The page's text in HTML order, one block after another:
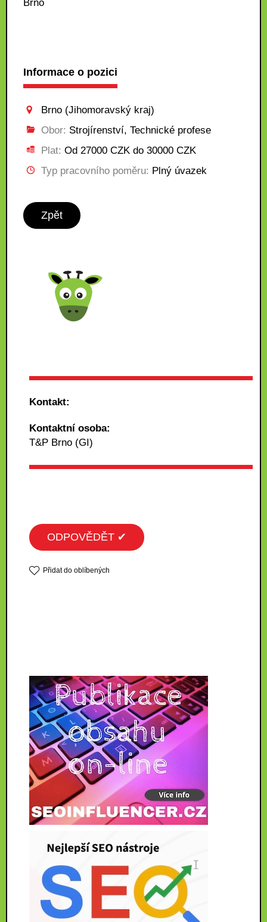
Brno
Informace o pozici
Brno (Jihomoravský kraj)
Obor: Strojírenství, Technické profese
Plat: Od 27000 CZK do 30000 CZK
Typ pracovního poměru: Plný úvazek
Zpět
Kontakt:
Kontaktní osoba:
T&P Brno (GI)
ODPOVĚDĚT ✔
Přidat do oblíbených